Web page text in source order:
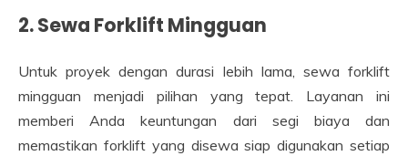
2. Sewa Forklift Mingguan
Untuk proyek dengan durasi lebih lama, sewa forklift
mingguan menjadi pilihan yang tepat. Layanan ini
memberi Anda keuntungan dari segi biaya dan
memastikan forklift yang disewa siap digunakan setiap